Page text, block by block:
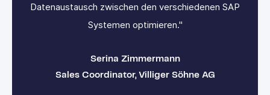
Datenaustausch zwischen den verschiedenen SAP
Systemen optimieren."
Serina Zimmermann
Sales Coordinator, Villiger Söhne AG